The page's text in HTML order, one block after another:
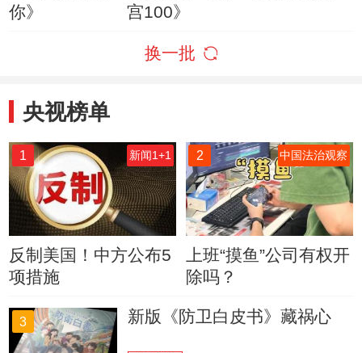
你》
宫100》
换一批
央视榜单
1 新闻1+1
反制美国！中方公布5
项措施
2 中国法治观察
上班“摸鱼”公司有权开
除吗？
3 新版《防卫白皮书》藏祸心